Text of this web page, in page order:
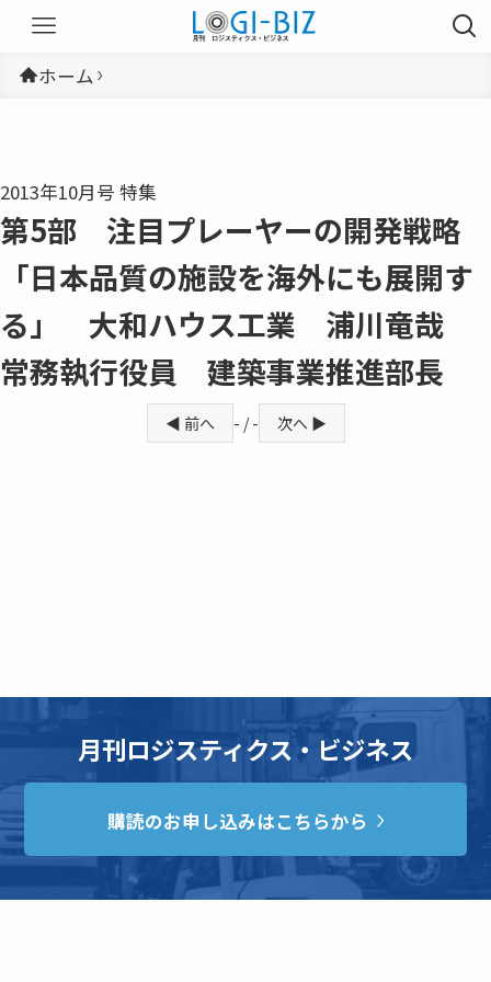
ホーム
2013年10月号 特集
第5部 注目プレーヤーの開発戦略
「日本品質の施設を海外にも展開す
る」 大和ハウス工業 浦川竜哉
常務執行役員 建築事業推進部長
◀ 前へ - / - 次へ ▶
月刊ロジスティクス・ビジネス
購読のお申し込みはこちらから